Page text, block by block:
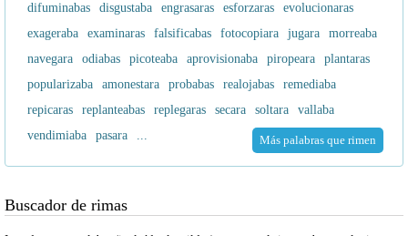
difuminabas
disgustaba engrasaras esforzaras
evolucionaras
exageraba
examinaras falsificabas fotocopiara jugara
morreaba
navegara
odiabas picoteaba aprovisionaba piropeara
plantaras
popularizaba
amonestara probabas realojabas
remediaba
repicaras
replanteabas replegaras secara soltara
vallaba
vendimiaba
pasara ... Más palabras que rimen
Buscador de rimas